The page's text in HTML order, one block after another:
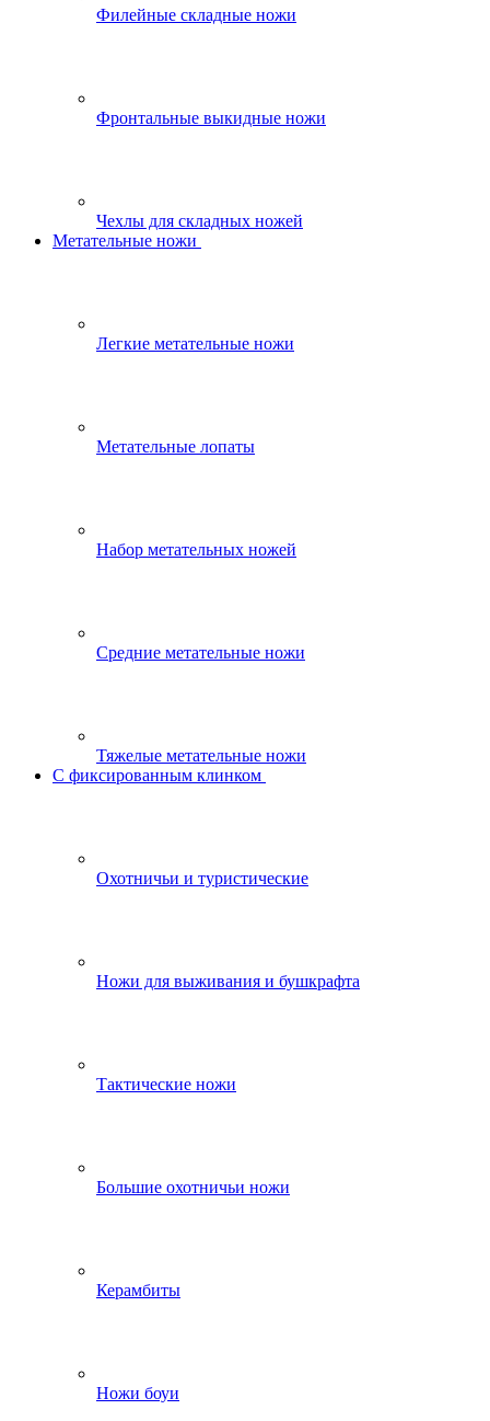
Филейные складные ножи
Фронтальные выкидные ножи
Чехлы для складных ножей
Метательные ножи
Легкие метательные ножи
Метательные лопаты
Набор метательных ножей
Средние метательные ножи
Тяжелые метательные ножи
С фиксированным клинком
Охотничьи и туристические
Ножи для выживания и бушкрафта
Тактические ножи
Большие охотничьи ножи
Керамбиты
Ножи боуи